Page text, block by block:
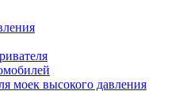
моек высокого давления